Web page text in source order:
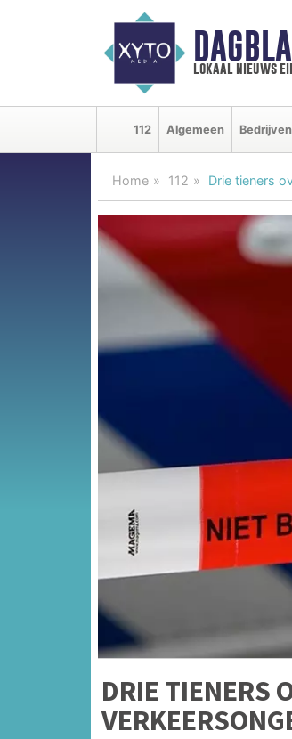
lokaal nieuws
112 Algemeen
Home 112 Drie tieners
DRIE TIENERS